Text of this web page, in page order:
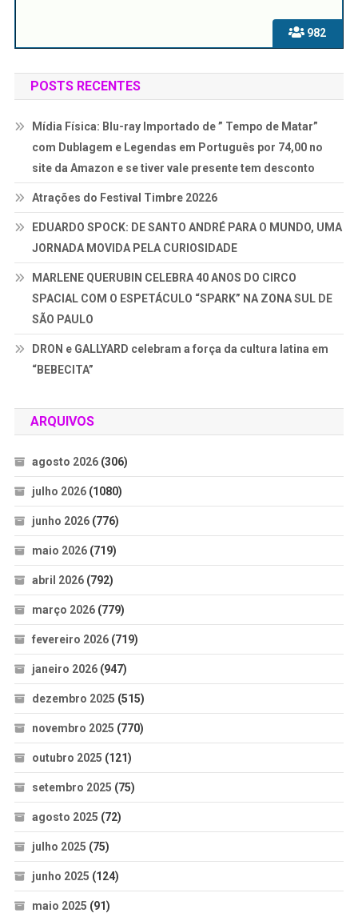
982
POSTS RECENTES
Mídia Física: Blu-ray Importado de ” Tempo de Matar”
com Dublagem e Legendas em Português por 74,00 no
site da Amazon e se tiver vale presente tem desconto
Atrações do Festival Timbre 20226
EDUARDO SPOCK: DE SANTO ANDRÉ PARA O MUNDO, UMA
JORNADA MOVIDA PELA CURIOSIDADE
MARLENE QUERUBIN CELEBRA 40 ANOS DO CIRCO
SPACIAL COM O ESPETÁCULO “SPARK” NA ZONA SUL DE
SÃO PAULO
DRON e GALLYARD celebram a força da cultura latina em
“BEBECITA”
ARQUIVOS
agosto 2026(306)
julho 2026(1080)
junho 2026(776)
maio 2026(719)
abril 2026(792)
março 2026(779)
fevereiro 2026(719)
janeiro 2026(947)
dezembro 2025 (515)
novembro 2025 (770)
outubro 2025 (121)
setembro 2025 (75)
agosto 2025 (72)
julho 2025 (75)
junho 2025 (124)
maio 2025 (91)